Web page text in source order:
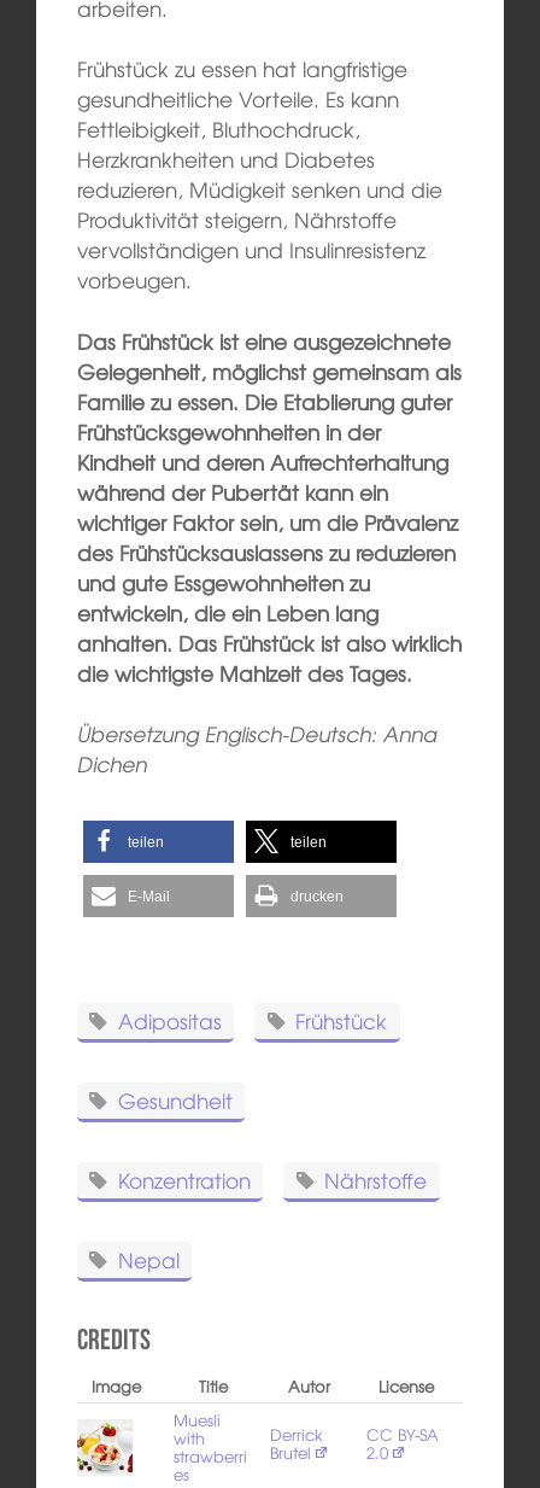
arbeiten.
Frühstück zu essen hat langfristige
gesundheitliche Vorteile. Es kann
Fettleibigkeit, Bluthochdruck,
Herzkrankheiten und Diabetes
reduzieren, Müdigkeit senken und die
Produktivität steigern, Nährstoffe
vervollständigen und Insulinresistenz
vorbeugen.
Das Frühstück ist eine ausgezeichnete
Gelegenheit, möglichst gemeinsam als
Familie zu essen. Die Etablierung guter
Frühstücksgewohnheiten in der
Kindheit und deren Aufrechterhaltung
während der Pubertät kann ein
wichtiger Faktor sein, um die Prävalenz
des Frühstücksauslassens zu reduzieren
und gute Essgewohnheiten zu
entwickeln, die ein Leben lang
anhalten. Das Frühstück ist also wirklich
die wichtigste Mahlzeit des Tages.
Übersetzung Englisch-Deutsch: Anna
Dichen
teilen teilen
E-Mail drucken
Adipositas Frühstück
Gesundheit
Konzentration Nährstoffe
Nepal
Credits
Image Title Autor
License
Muesli
with
strawberri
es
Derrick
Brutel
CC BY-SA
2.0